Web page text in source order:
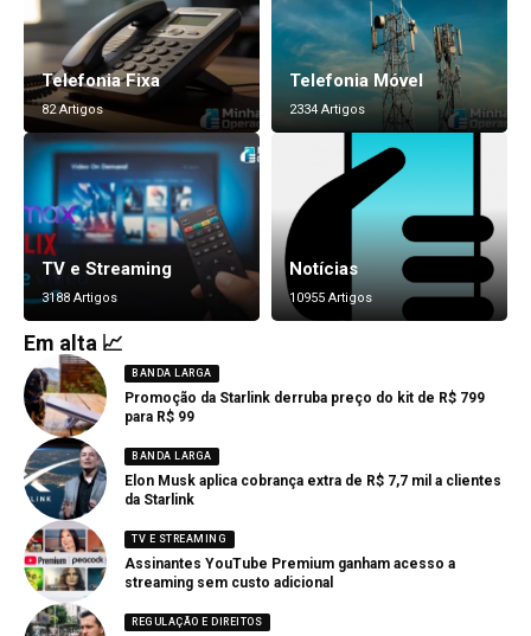
Telefonia Fixa
82 Artigos
Telefonia Móvel
2334 Artigos
TV e Streaming
3188 Artigos
Notícias
10955 Artigos
Em alta 📈
BANDA LARGA
Promoção da Starlink derruba preço do kit de R$ 799
para R$ 99
BANDA LARGA
Elon Musk aplica cobrança extra de R$ 7,7 mil a clientes
da Starlink
TV E STREAMING
Assinantes YouTube Premium ganham acesso a
streaming sem custo adicional
REGULAÇÃO E DIREITOS